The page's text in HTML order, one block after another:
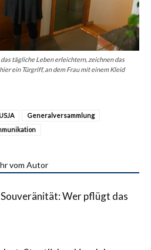
tägliche Leben erleichtern, zeichnen das
ein Türgriff, an dem Frau mit einem Kleid
Generalversammlung
vom Autor
Wer pflügt das